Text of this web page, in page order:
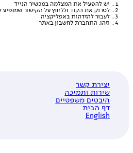
יש להפעיל את המצלמה במכשיר הנייד
לסרוק את הקוד וללחוץ על הקישור שמופיע למטה
לעבור להזדהות באפליקציה
וזהו, התחברת לחשבון באתר
יצירת קשר
שירות ותמיכה
היבטים משפטיים
דף הבית
English